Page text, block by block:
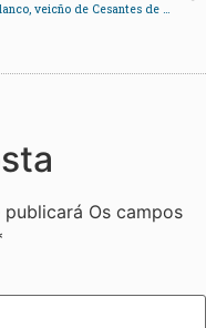
David Blanco, veicño de Cesantes de tan só 16 anos, logra a vitoria na Batalla de Rande a nado
publicará Os campos